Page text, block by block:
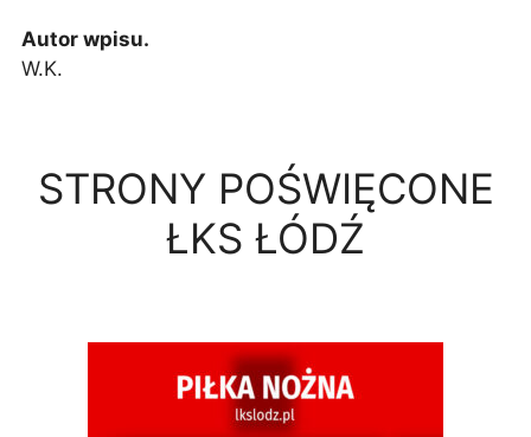
Autor wpisu.
W.K.
STRONY POŚWIĘCONE
ŁKS ŁÓDŹ